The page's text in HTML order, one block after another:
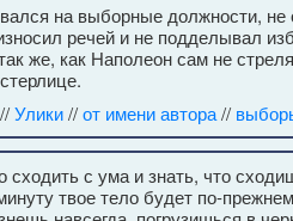
на выборные должности, не
речей и не подделывал
же, как Наполеон сам не
//Улики//от имени автора//
с ума и знать, что
твое тело будет по-